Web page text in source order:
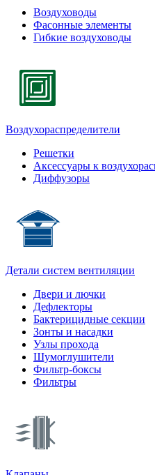
Воздуховоды
Фасонные элементы
Гибкие воздуховоды
Воздухораспределители
Решетки
Аксессуары к
Диффузоры
Детали систем вентиляции
Двери и лючки
Дефлекторы
Бактерицидные секции
Зонты и насадки
Узлы прохода
Шумоглушители
Фильтр-боксы
Фильтры